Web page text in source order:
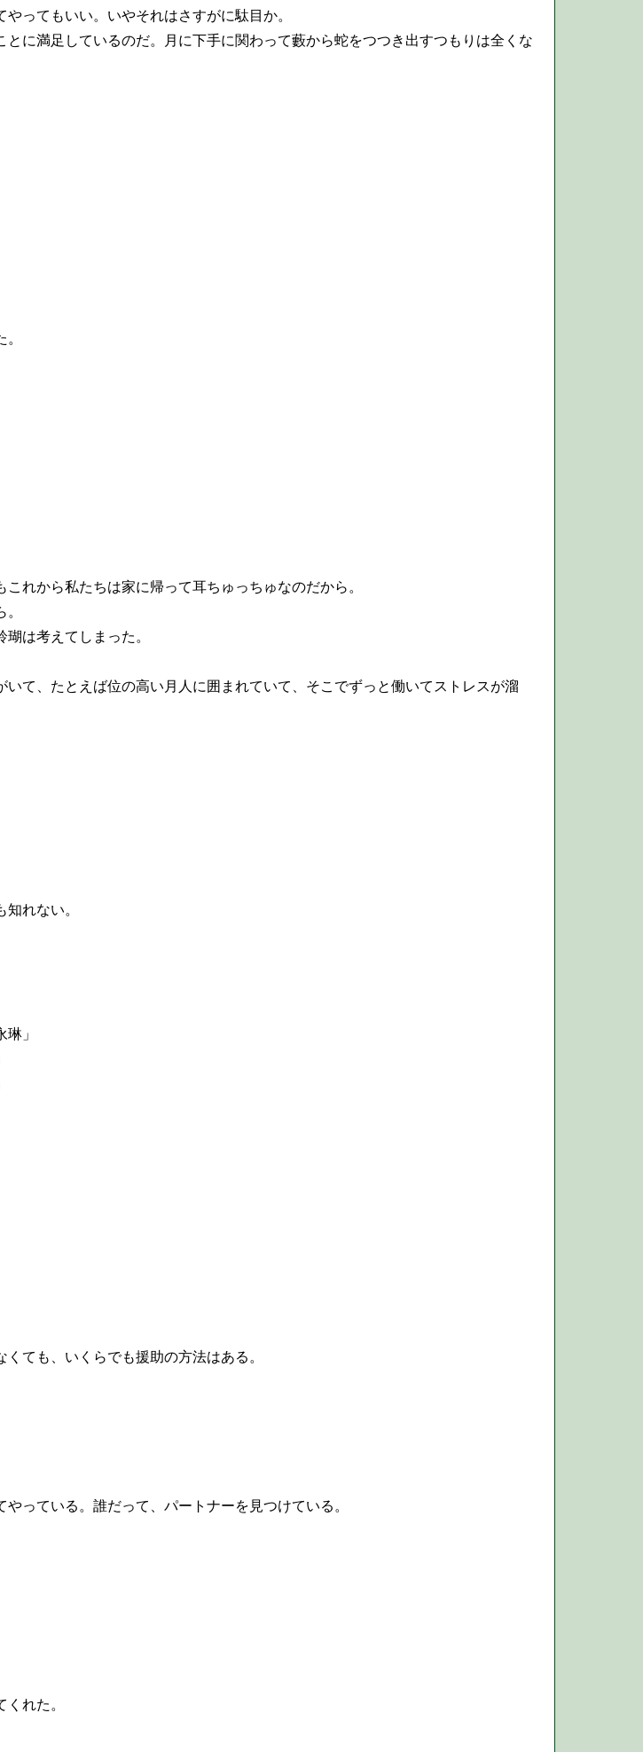
ってもいい。いやそれはさすがに駄目か。
に満足しているのだ。月に下手に関わって藪から蛇をつつき出すつもりは全くな
れから私たちは家に帰って耳ちゅっちゅなのだから。
は考えてしまった。
、たとえば位の高い月人に囲まれていて、そこでずっと働いてストレスが溜
れない。
」
ても、いくらでも援助の方法はある。
っている。誰だって、パートナーを見つけている。
れた。